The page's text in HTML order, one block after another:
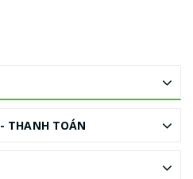
THANH TOÁN